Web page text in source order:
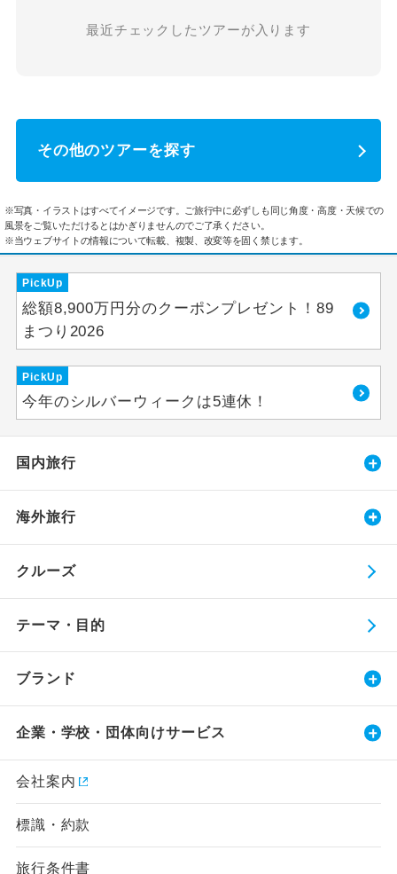
最近チェックしたツアーが入ります
その他のツアーを探す
※写真・イラストはすべてイメージです。ご旅行中に必ずしも同じ角度・高度・天候での
風景をご覧いただけるとはかぎりませんのでご了承ください。
※当ウェブサイトの情報について転載、複製、改変等を固く禁じます。
PickUp
総額8,900万円分のクーポンプレゼント！89
まつり2026
PickUp
今年のシルバーウィークは5連休！
国内旅行
海外旅行
クルーズ
テーマ・目的
ブランド
企業・学校・団体向けサービス
会社案内
標識・約款
旅行条件書